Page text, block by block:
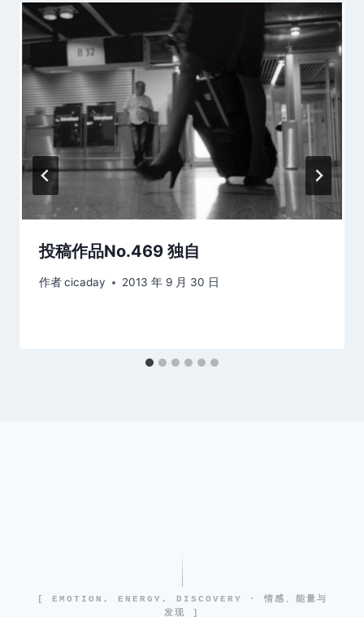
投稿作品No.469 独自
作者cicaday 2013 年 9 月 30 日
[ EMOTION, ENERGY, DISCOVERY · 情感、能量与
发现 ]